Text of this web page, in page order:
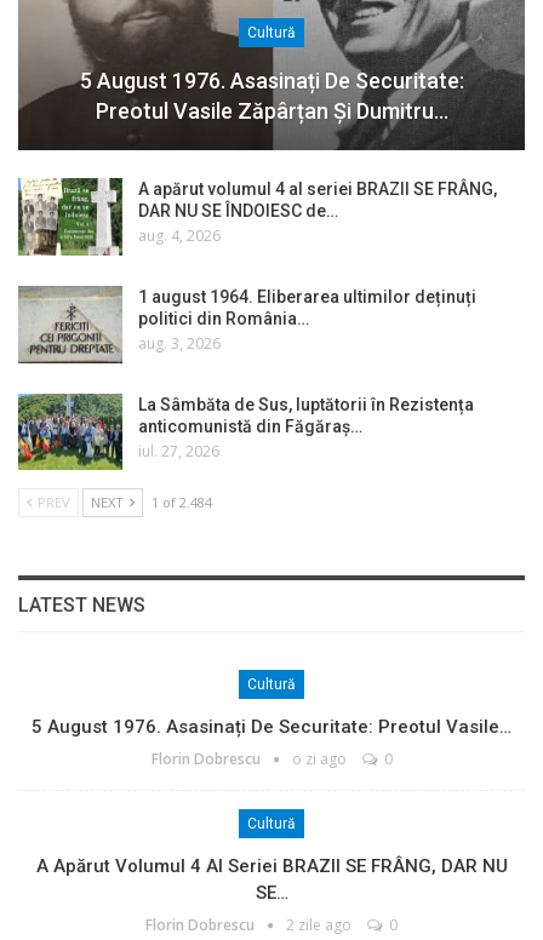
Cultură
5 August 1976. Asasinați De Securitate:
Preotul Vasile Zăpârțan Și Dumitru…
A apărut volumul 4 al seriei BRAZII SE FRÂNG,
DAR NU SE ÎNDOIESC de…
aug. 4, 2026
1 august 1964. Eliberarea ultimilor deținuți
politici din România…
aug. 3, 2026
La Sâmbăta de Sus, luptătorii în Rezistența
anticomunistă din Făgăraș…
iul. 27, 2026
PREV NEXT 1 of 2.484
LATEST NEWS
Cultură
5 August 1976. Asasinați De Securitate: Preotul Vasile…
Florin Dobrescu o zi ago 0
Cultură
A Apărut Volumul 4 Al Seriei BRAZII SE FRÂNG, DAR NU
SE…
Florin Dobrescu 2 zile ago 0